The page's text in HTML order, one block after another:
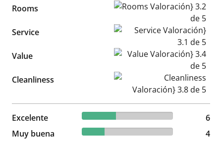
Rooms Rooms Valoración} 3.2 de 5
Service Service Valoración} 3.1 de 5
Value Value Valoración} 3.4 de 5
Cleanliness Cleanliness Valoración} 3.8
Excelente 37.5% reviewed Excelente
6 reviews
6
Muy buena
25% reviewed Muy buena
4 reviews
4